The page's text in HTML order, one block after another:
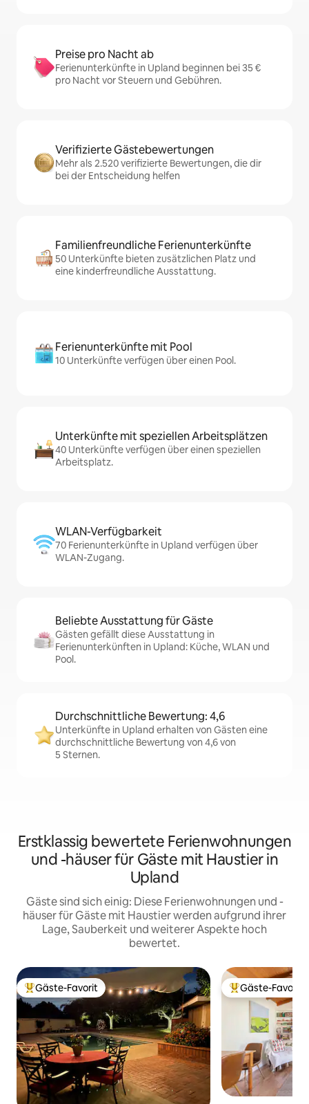
Preise pro Nacht ab
Ferienunterkünfte in Upland beginnen bei 35 €
pro Nacht vor Steuern und Gebühren.
Verifizierte Gästebewertungen
Mehr als 2.520 verifizierte Bewertungen, die dir
bei der Entscheidung helfen
Familienfreundliche Ferienunterkünfte
50 Unterkünfte bieten zusätzlichen Platz und
eine kinderfreundliche Ausstattung.
Ferienunterkünfte mit Pool
10 Unterkünfte verfügen über einen Pool.
Unterkünfte mit speziellen Arbeitsplätzen
40 Unterkünfte verfügen über einen speziellen
Arbeitsplatz.
WLAN-Verfügbarkeit
70 Ferienunterkünfte in Upland verfügen über
WLAN-Zugang.
Beliebte Ausstattung für Gäste
Gästen gefällt diese Ausstattung in
Ferienunterkünften in Upland: Küche, WLAN und
Pool.
Durchschnittliche Bewertung: 4,6
Unterkünfte in Upland erhalten von Gästen eine
durchschnittliche Bewertung von 4,6 von
5 Sternen.
Erstklassig bewertete Ferienwohnungen
und -häuser für Gäste mit Haustier in
Upland
Gäste sind sich einig: Diese Ferienwohnungen und -
häuser für Gäste mit Haustier werden aufgrund ihrer
Lage, Sauberkeit und weiterer Aspekte hoch
bewertet.
Beliebter Gäste-Favorit.
Gäste-Favorit Beliebter Gäste-
Gäste-Favorit